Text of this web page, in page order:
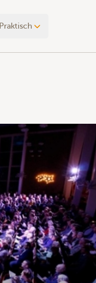
Praktisch